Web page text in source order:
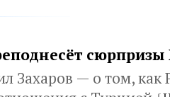
сюрпризы
Захаров — о том, как